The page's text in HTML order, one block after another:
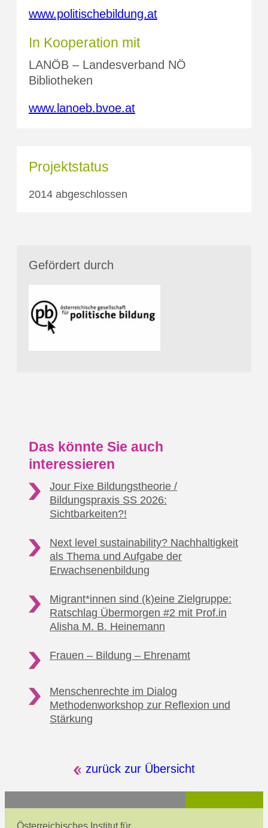
www.politischebildung.at
In Kooperation mit
LANÖB – Landesverband NÖ
Bibliotheken
www.lanoeb.bvoe.at
Projektstatus
2014 abgeschlossen
Gefördert durch
Das könnte Sie auch
interessieren
Jour Fixe Bildungstheorie /
Bildungspraxis SS 2026:
Sichtbarkeiten?!
Next level sustainability? Nachhaltigkeit
als Thema und Aufgabe der
Erwachsenenbildung
Migrant*innen sind (k)eine Zielgruppe:
Ratschlag Übermorgen #2 mit Prof.in
Alisha M. B. Heinemann
Frauen – Bildung – Ehrenamt
Menschenrechte im Dialog
Methodenworkshop zur Reflexion und
Stärkung
zurück zur Übersicht